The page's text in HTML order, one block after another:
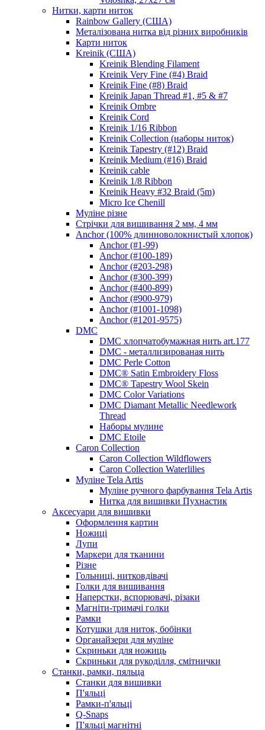
Нитки, карти ниток
Rainbow Gallery (США)
Металізована нитка від різних виробників
Карти ниток
Kreinik (США)
Kreinik Blending Filament
Kreinik Very Fine (#4) Braid
Kreinik Fine (#8) Braid
Kreinik Japan Thread #1, #5 & #7
Kreinik Ombre
Kreinik Cord
Kreinik 1/16 Ribbon
Kreinik Collection (наборы ниток)
Kreinik Tapestry (#12) Braid
Kreinik Medium (#16) Braid
Kreinik cable
Kreinik 1/8 Ribbon
Kreinik Heavy #32 Braid (5m)
Micro Ice Chenill
Муліне різне
Стрічки для вишивання 2 мм, 4 мм
Anchor (100% длинноволокнистый хлопок)
Anchor (#1-99)
Anchor (#100-189)
Anchor (#203-298)
Anchor (#300-399)
Anchor (#400-899)
Anchor (#900-979)
Anchor (#1001-1098)
Anchor (#1201-9575)
DMC
DMC хлопчатобумажная нить art.177
DMC - металлизированая нить
DMC Perle Cotton
DMC® Satin Embroidery Floss
DMC® Tapestry Wool Skein
DMC Color Variations
DMC Diamant Metallic Needlework
Thread
Наборы мулине
DMC Etoile
Caron Collection
Caron Collection Wildflowers
Caron Collection Waterlilies
Муліне Tela Artis
Муліне ручного фарбування Tela Artis
Нитка для вишивки Пухнастик
Аксесуари для вишивки
Оформлення картин
Ножиці
Лупи
Маркери для тканини
Різне
Гольниці, нитковдівачі
Голки для вишивання
Наперстки, вспорювачі, різаки
Магніти-тримачі голки
Рамки
Котушки для ниток, бобінки
Органайзери для муліне
Скриньки для ножиць
Скриньки для рукоділля, смітнички
Станки, рамки, пяльца
Станки для вишивки
П'яльці
Рамки-п'яльці
Q-Snaps
П'яльці магнітні